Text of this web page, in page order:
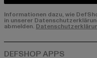
Informationen dazu, wie
in unserer
abmelden.